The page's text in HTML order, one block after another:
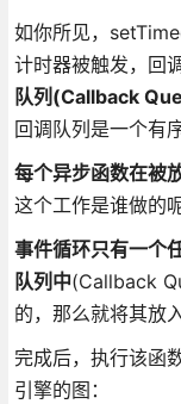
如你所见，
计时器被触发，回
队列(Callback
回调队列是一个有
每个异步函数在被
这个工作是谁做的
事件循环只有一个
队列中(Callback
的，那么就将其放
完成后，执行该函
引擎的图：